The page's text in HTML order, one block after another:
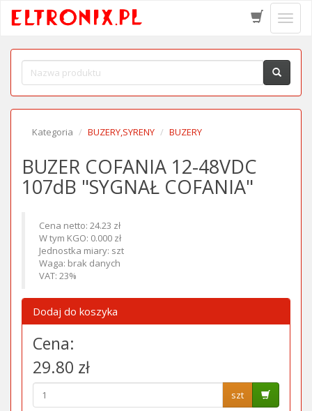
menu
Kategoria BUZERY,SYRENY BUZERY
BUZER COFANIA 12-48VDC
107dB "SYGNAŁ COFANIA"
Cena netto: 24.23 zł
W tym KGO: 0.000 zł
Jednostka miary: szt
Waga: brak danych
VAT: 23%
Dodaj do koszyka
Cena:
29.80 zł
szt